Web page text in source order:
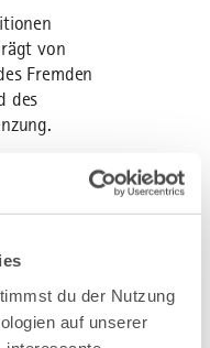
du der Nutzung
auf unserer
von
Fremden
des
von
Resultate
der
und
an der